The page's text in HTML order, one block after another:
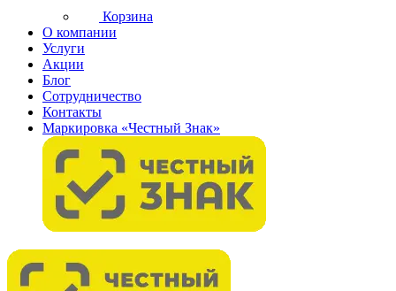
Корзина
О компании
Услуги
Акции
Блог
Сотрудничество
Контакты
Маркировка «Честный Знак»